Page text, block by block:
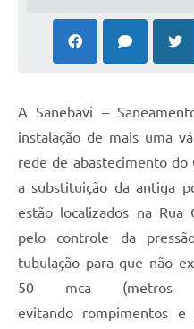
A Sanebavi –
instalação de mais uma
rede de abastecimento do
a substituição da antiga
estão localizados na Rua
pelo controle da
tubulação para que não
50 mca (metros
evitando rompimentos